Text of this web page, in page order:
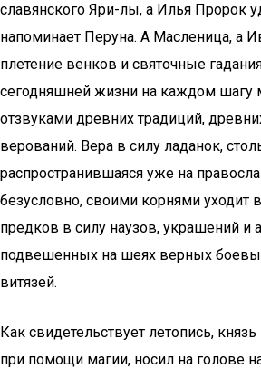
славянского Яри-лы, а Илья Пророк
напоминает Перуна. А Масленица, а
плетение венков и святочные
сегодняшней жизни на каждом шагу
отзвуками древних традиций,
верований. Вера в силу ладанок,
распространившаяся уже на
безусловно, своими корнями уходит
предков в силу наузов, украшений и
подвешенных на шеях верных
витязей.
Как свидетельствует летопись,
при помощи магии, носил на голове